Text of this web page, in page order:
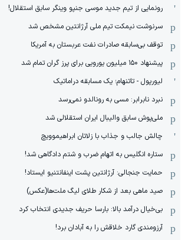
رونمایی از تیم جدید موسی جنپو وینگر سابق استقلال!
سرنوشت نیمکت تیم ملی آرژانتین مشخص شد
توقف بی‌سابقه صادرات نفت عربستان به آمریکا
پیشنهاد ۱۵۰ میلیون یورویی برای پرز گران تمام شد
لیورپول - تاتنهام؛ یک مسابقه دراماتیک
نبرد نابرابر: مسی به رونالدو نمی‌رسد
ملی‌پوش سابق والیبال ایران استقلالی شد
چالش جالب و جذاب با زلاتان ابراهیموویچ
ستاره انگلیس به اتهام ضرب و شتم دادگاهی شد!
حمایت جنجالی: آرژانتین پشت اینفانتنیو ایستاد!
صید ماهی بعد از شکار طلای لیگ ملت‌ها(عکس)
بی‌خیال درآمد بالا: بارسا حریف جدیدی انتخاب کرد
آرزومندی گارد خلاقش را به آبادان برد!